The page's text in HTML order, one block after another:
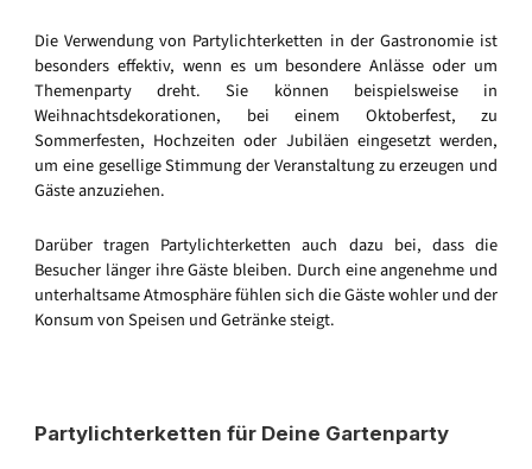
Die Verwendung von Partylichterketten in der Gastronomie ist
besonders effektiv, wenn es um besondere Anlässe oder um
Themenparty dreht. Sie können beispielsweise in
Weihnachtsdekorationen, bei einem Oktoberfest, zu
Sommerfesten, Hochzeiten oder Jubiläen eingesetzt werden,
um eine gesellige Stimmung der Veranstaltung zu erzeugen und
Gäste anzuziehen.
Darüber tragen Partylichterketten auch dazu bei, dass die
Besucher länger ihre Gäste bleiben. Durch eine angenehme und
unterhaltsame Atmosphäre fühlen sich die Gäste wohler und der
Konsum von Speisen und Getränke steigt.
Partylichterketten für Deine Gartenparty